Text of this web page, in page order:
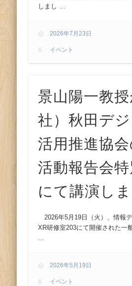
しまし …
2026年7月23日
イベント
景山陽一教
社）秋田デジ
活用推進協
活動報告会
にて講演しま
2026年5月19日（火）、情報
XR研修室203にて開催された一
2026年5月19日
イベント